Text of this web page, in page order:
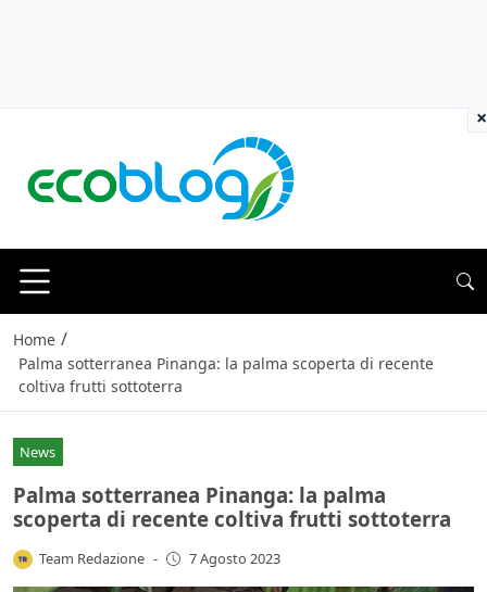
Home /
Palma sotterranea Pinanga: la palma scoperta di recente
coltiva frutti sottoterra
News
Palma sotterranea Pinanga: la palma
scoperta di recente coltiva frutti sottoterra
Team Redazione - 7 Agosto 2023
×